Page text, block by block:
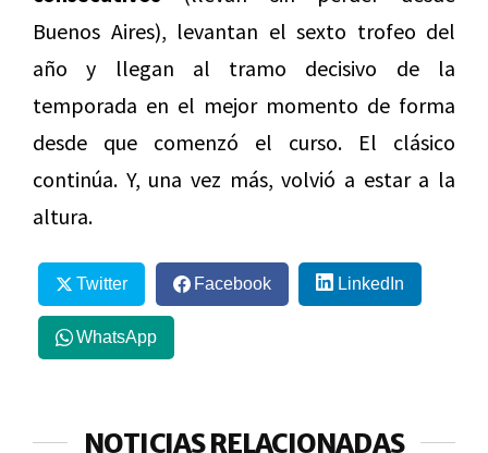
Buenos Aires), levantan el sexto trofeo del
año y llegan al tramo decisivo de la
temporada en el mejor momento de forma
desde que comenzó el curso. El clásico
continúa. Y, una vez más, volvió a estar a la
altura.
Twitter Facebook LinkedIn
WhatsApp
NOTICIAS RELACIONADAS